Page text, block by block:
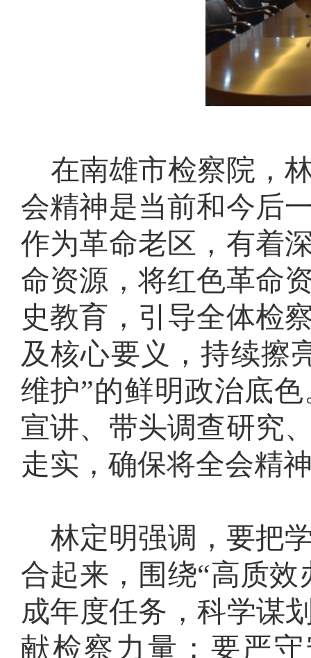
在南雄市检察院，
会精神是当前和今后
作为革命老区， 有着
命资源， 将红色革命
史教育， 引导全体检
及核心要义，持续擦
维护”的鲜明政治底色
宣讲、带头调查研究
走实，确保将全会精
林定明强调， 要把
合起来 ，围绕“高质效
成年度任务，科学谋
献检察力量 ；要严